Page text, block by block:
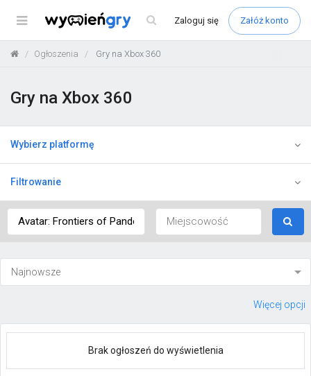
Menu Zaloguj się Załóż konto
Ogłoszenia Gry na Xbox 360
Gry na Xbox 360
Wybierz platformę
Filtrowanie
Więcej opcji
Brak ogłoszeń do wyświetlenia